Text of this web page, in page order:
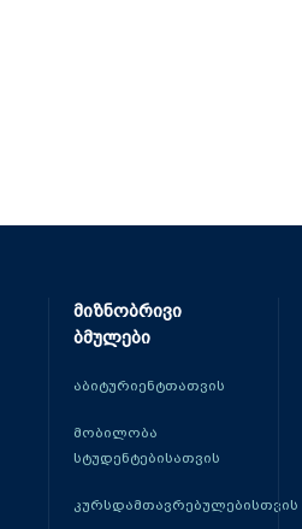
მიზნობრივი
ბმულები
აბიტურიენტთათვის
მობილობა
სტუდენტებისათვის
კურსდამთავრებულებისთვის